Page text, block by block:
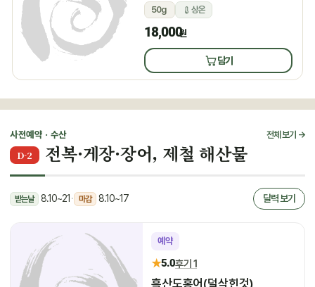
50g 상온
18,000원
담기
사전예약 · 수산 전체 보기 →
D-2 전복·게장·장어, 제철 해산물
받는날 8.10~21 · 마감 8.10~17 달력 보기
예약
★5.0후기 1
흑산도홍어(덜삭힌것)